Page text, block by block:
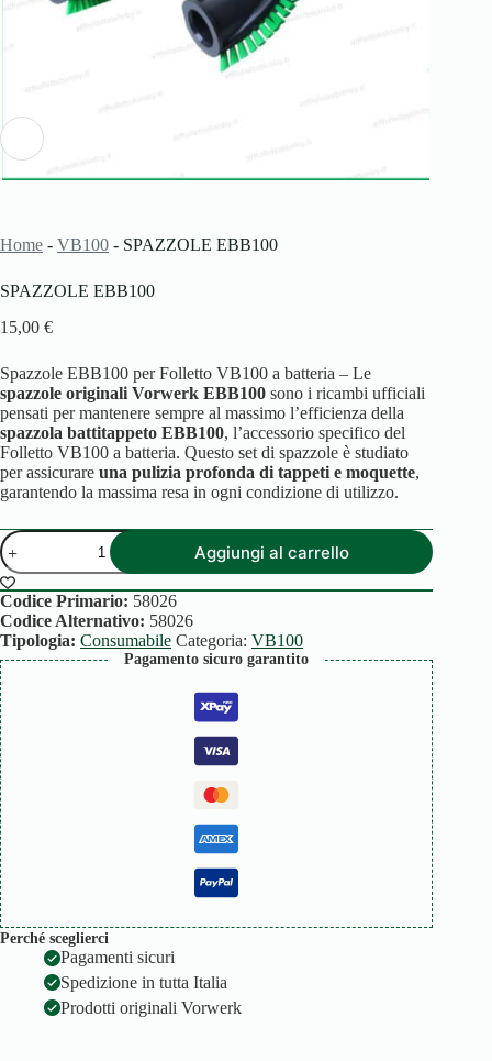
Home - VB100 - SPAZZOLE EBB100
SPAZZOLE EBB100
15,00 €
Spazzole EBB100 per Folletto VB100 a batteria – Le
spazzole originali Vorwerk EBB100 sono i ricambi ufficiali
pensati per mantenere sempre al massimo l’efficienza della
spazzola battitappeto EBB100, l’accessorio specifico del
Folletto VB100 a batteria. Questo set di spazzole è studiato
per assicurare una pulizia profonda di tappeti e moquette,
garantendo la massima resa in ogni condizione di utilizzo.
SPAZZOLE
EBB100
quantità
Aggiungi al carrello
Codice Primario: 58026
Codice Alternativo: 58026
Tipologia: Consumabile Categoria: VB100
Pagamento sicuro garantito
Perché sceglierci
Pagamenti sicuri
Spedizione in tutta Italia
Prodotti originali Vorwerk